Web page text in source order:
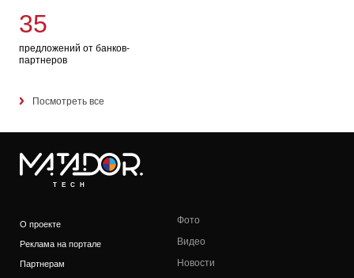
35
предложений от банков-
партнеров
Посмотреть все
TECH
О проекте
Реклама на портале
Партнерам
Фото
Видео
Новости